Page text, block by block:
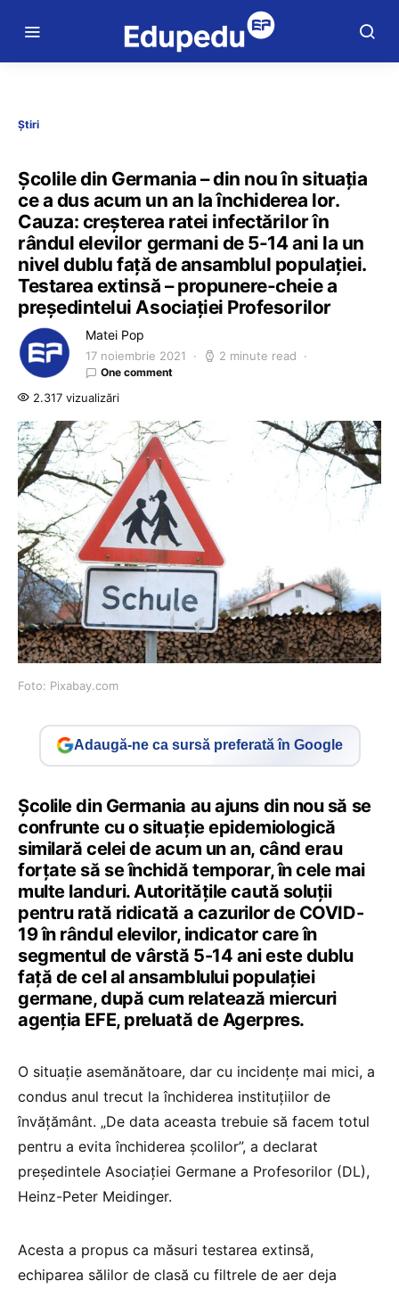
Știri
Şcolile din Germania – din nou în situația
ce a dus acum un an la închiderea lor.
Cauza: creșterea ratei infectărilor în
rândul elevilor germani de 5-14 ani la un
nivel dublu faţă de ansamblul populaţiei.
Testarea extinsă – propunere-cheie a
preşedintelui Asociaţiei Profesorilor
Matei Pop
17 noiembrie 2021 2 minute read
One comment
2.317 vizualizări
Foto: Pixabay.com
Adaugă-ne ca sursă preferată în Google
Şcolile din Germania au ajuns din nou să se
confrunte cu o situație epidemiologică
similară celei de acum un an, când erau
forțate să se închidă temporar, în cele mai
multe landuri. Autoritățile caută soluții
pentru rată ridicată a cazurilor de COVID-
19 în rândul elevilor, indicator care în
segmentul de vârstă 5-14 ani este dublu
faţă de cel al ansamblului populaţiei
germane, după cum relatează miercuri
agenţia EFE, preluată de Agerpres.
O situaţie asemănătoare, dar cu incidenţe mai mici, a
condus anul trecut la închiderea instituţiilor de
învăţământ. „De data aceasta trebuie să facem totul
pentru a evita închiderea şcolilor”, a declarat
preşedintele Asociaţiei Germane a Profesorilor (DL),
Heinz-Peter Meidinger.
Acesta a propus ca măsuri testarea extinsă,
echiparea sălilor de clasă cu filtrele de aer deja